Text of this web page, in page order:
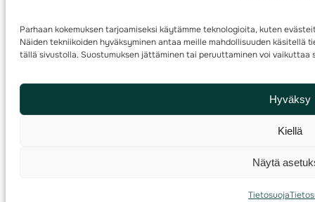
Parhaan kokemuksen tarjoamiseksi käytämme teknologioita, kuten
Näiden tekniikoiden hyväksyminen antaa meille mahdollisuuden
tällä sivustolla. Suostumuksen jättäminen tai peruuttaminen voi vaikuttaa
Hyväksy
Kiellä
Näytä
Tietosuoja